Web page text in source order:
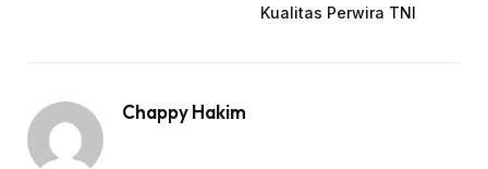
Kualitas Perwira TNI
Chappy Hakim